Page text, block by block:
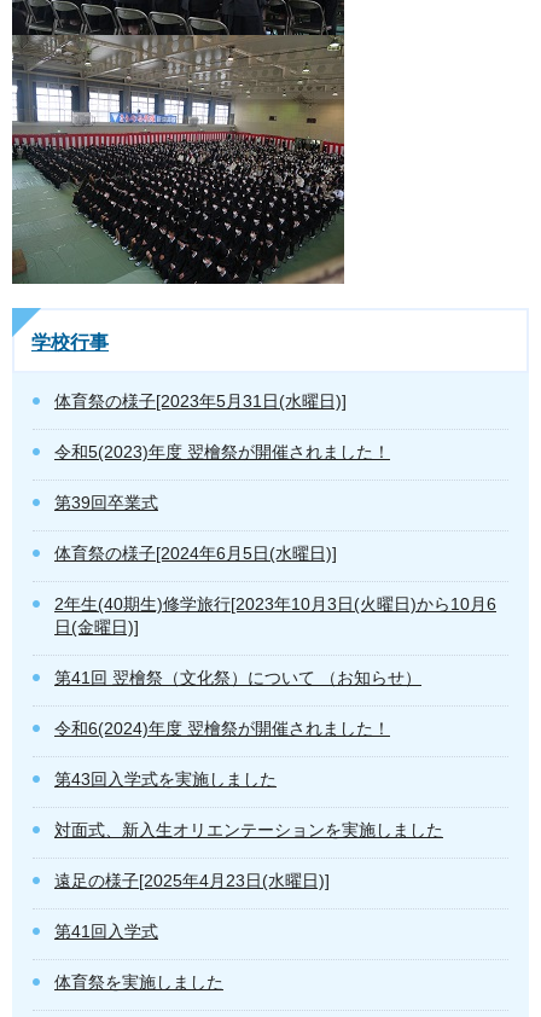
学校行事
体育祭の様子[2023年5月31日(水曜日)]
令和5(2023)年度 翌檜祭が開催されました！
第39回卒業式
体育祭の様子[2024年6月5日(水曜日)]
2年生(40期生)修学旅行[2023年10月3日(火曜日)から10月6
日(金曜日)]
第41回 翌檜祭（文化祭）について （お知らせ）
令和6(2024)年度 翌檜祭が開催されました！
第43回入学式を実施しました
対面式、新入生オリエンテーションを実施しました
遠足の様子[2025年4月23日(水曜日)]
第41回入学式
体育祭を実施しました